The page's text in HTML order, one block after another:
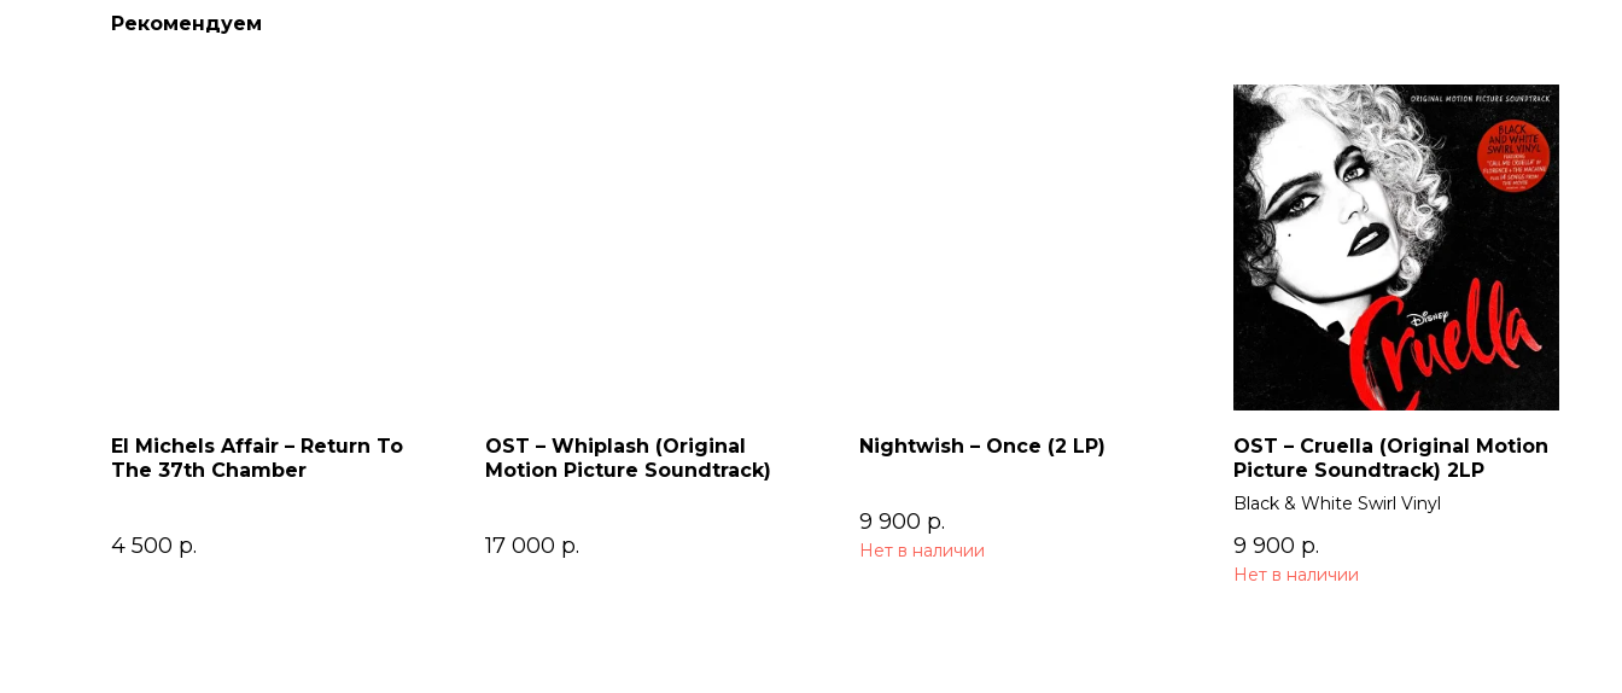
Рекомендуем
El Michels Affair – Return To
The 37th Chamber
4 500 р.
OST – Whiplash (Original
Motion Picture Soundtrack)
17 000 р.
Nightwish – Once (2 LP)
9 900 р.
Нет в наличии
OST – Cruella (Original Motion
Picture Soundtrack) 2LP
Black & White Swirl Vinyl
9 900 р.
Нет в наличии